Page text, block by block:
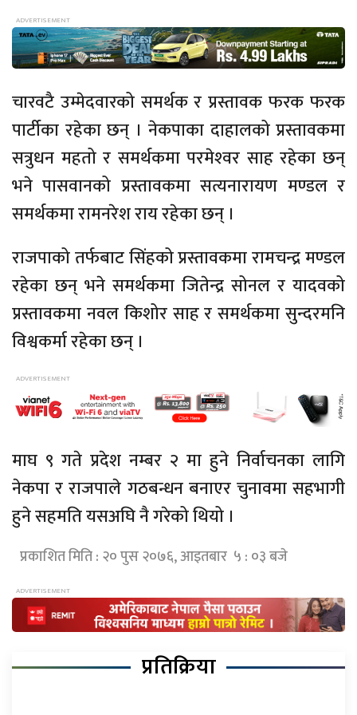
चारवटै उम्मेदवारको समर्थक र प्रस्तावक फरक फरक
पार्टीका रहेका छन् । नेकपाका दाहालको प्रस्तावकमा
सत्रुधन महतो र समर्थकमा परमेश्‍वर साह रहेका छन्
भने पासवानको प्रस्तावकमा सत्यनारायण मण्डल र
समर्थकमा रामनरेश राय रहेका छन् ।
राजपाको तर्फबाट सिंहको प्रस्तावकमा रामचन्द्र मण्डल
रहेका छन् भने समर्थकमा जितेन्द्र सोनल र यादवको
प्रस्तावकमा नवल किशोर साह र समर्थकमा सुन्दरमनि
विश्वकर्मा रहेका छन् ।
माघ ९ गते प्रदेश नम्बर २ मा हुने निर्वाचनका लागि
नेकपा र राजपाले गठबन्धन बनाएर चुनावमा सहभागी
हुने सहमति यसअघि नै गरेको थियो ।
प्रकाशित मिति : २० पुस २०७६, आइतबार ५ : ०३ बजे
प्रतिक्रिया